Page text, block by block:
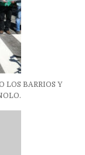
LOS BARRIOS Y